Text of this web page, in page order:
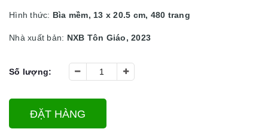
Hình thức: Bìa mềm, 13 x 20.5 cm, 480 trang
Nhà xuất bản: NXB Tôn Giáo, 2023
Số lượng:
ĐẶT HÀNG